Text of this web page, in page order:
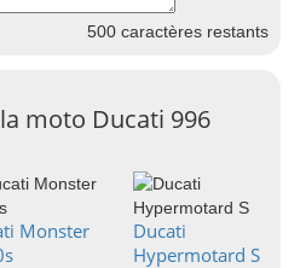
500 caractères restants
moto Ducati 996
Monster
Ducati
Hypermotard S